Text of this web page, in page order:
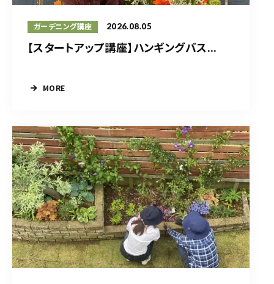
ガーデニング講座 2026.08.05
【スタートアップ講座】ハンギングバス...
MORE